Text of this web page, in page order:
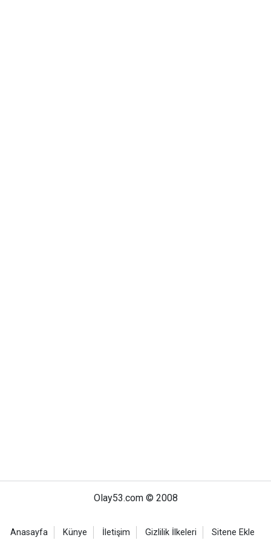
Olay53.com © 2008
Anasayfa Künye İletişim Gizlilik İlkeleri Sitene Ekle